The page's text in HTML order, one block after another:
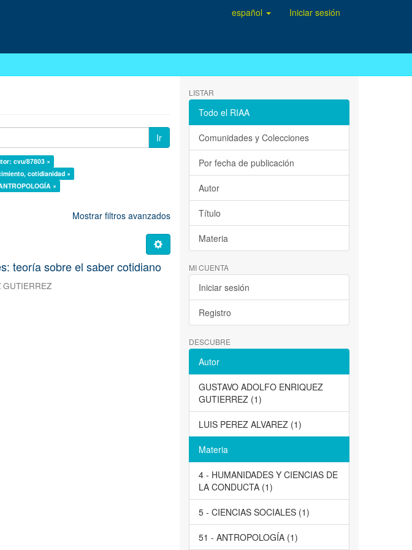
español Iniciar sesión
Ir
cvu/87803 ×
cotidianidad ×
×
Mostrar filtros avanzados
teoría sobre el saber cotidiano
GUTIERREZ
LISTAR
Todo el RIAA
Comunidades y Colecciones
Por fecha de publicación
Autor
Título
Materia
MI CUENTA
Iniciar sesión
Registro
DESCUBRE
Autor
GUSTAVO ADOLFO ENRIQUEZ
GUTIERREZ (1)
LUIS PEREZ ALVAREZ (1)
Materia
4 - HUMANIDADES Y CIENCIAS DE
LA CONDUCTA (1)
5 - CIENCIAS SOCIALES (1)
51 - ANTROPOLOGÍA (1)